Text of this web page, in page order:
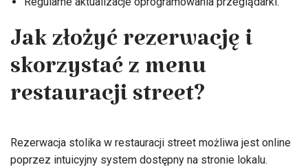
Jak złożyć rezerwację i
skorzystać z menu
restauracji street?
Rezerwacja stolika w restauracji street możliwa jest online
poprzez intuicyjny system dostępny na stronie lokalu.